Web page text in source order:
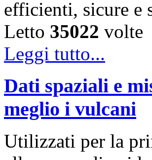
efficienti, sicure
Letto 35022 volte
Leggi tutto...
Dati spaziali e
meglio i vulcani
Utilizzati per la